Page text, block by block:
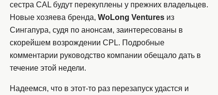
сестра CAL будут перекуплены у прежних владельцев.
Новые хозяева бренда, WoLong Ventures из
Сингапура, судя по анонсам, заинтересованы в
скорейшем возрождении CPL. Подробные
комментарии руководство компании обещало дать в
течение этой недели.
Надеемся, что в этот-то раз перезапуск удастся и